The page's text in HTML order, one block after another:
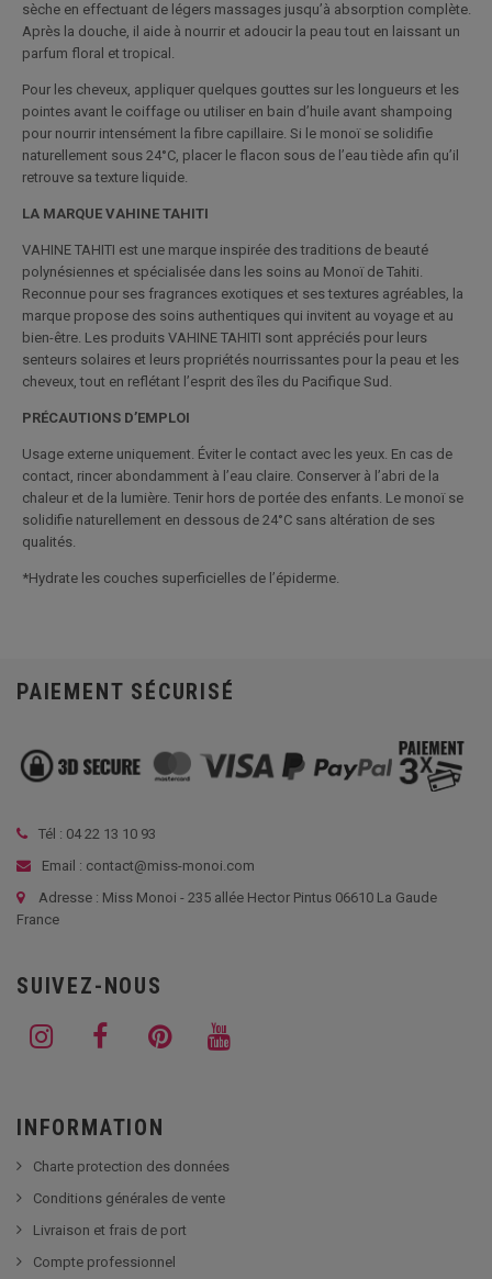
sèche en effectuant de légers massages jusqu’à absorption complète.
Après la douche, il aide à nourrir et adoucir la peau tout en laissant un
parfum floral et tropical.
Pour les cheveux, appliquer quelques gouttes sur les longueurs et les
pointes avant le coiffage ou utiliser en bain d’huile avant shampoing
pour nourrir intensément la fibre capillaire. Si le monoï se solidifie
naturellement sous 24°C, placer le flacon sous de l’eau tiède afin qu’il
retrouve sa texture liquide.
LA MARQUE VAHINE TAHITI
VAHINE TAHITI est une marque inspirée des traditions de beauté
polynésiennes et spécialisée dans les soins au Monoï de Tahiti.
Reconnue pour ses fragrances exotiques et ses textures agréables, la
marque propose des soins authentiques qui invitent au voyage et au
bien-être. Les produits VAHINE TAHITI sont appréciés pour leurs
senteurs solaires et leurs propriétés nourrissantes pour la peau et les
cheveux, tout en reflétant l’esprit des îles du Pacifique Sud.
PRÉCAUTIONS D’EMPLOI
Usage externe uniquement. Éviter le contact avec les yeux. En cas de
contact, rincer abondamment à l’eau claire. Conserver à l’abri de la
chaleur et de la lumière. Tenir hors de portée des enfants. Le monoï se
solidifie naturellement en dessous de 24°C sans altération de ses
qualités.
*Hydrate les couches superficielles de l’épiderme.
PAIEMENT SÉCURISÉ
Tél : 04 22 13 10 93
Email : contact@miss-monoi.com
Adresse : Miss Monoi - 235 allée Hector Pintus 06610 La Gaude
France
SUIVEZ-NOUS
INFORMATION
Charte protection des données
Conditions générales de vente
Livraison et frais de port
Compte professionnel